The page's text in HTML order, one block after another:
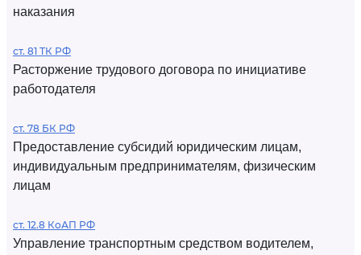
наказания
ст. 81 ТК РФ
Расторжение трудового договора по инициативе
работодателя
ст. 78 БК РФ
Предоставление субсидий юридическим лицам,
индивидуальным предпринимателям, физическим
лицам
ст. 12.8 КоАП РФ
Управление транспортным средством водителем,